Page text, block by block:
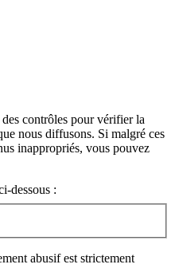
contrôles pour vérifier la
nous diffusons. Si malgré ces
inappropriés, vous pouvez
dessous :
abusif est strictement